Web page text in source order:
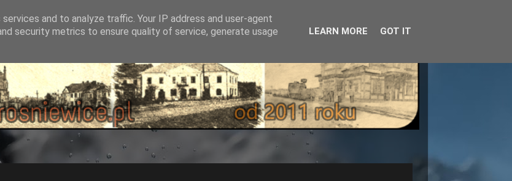
and to analyze traffic. Your IP address and user-agent
security metrics to ensure quality of service, generate usage
LEARN MORE GOT IT